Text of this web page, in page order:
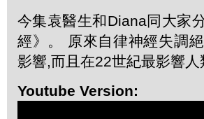
今集袁醫生和Diana同大家
經》。 原來自律神經失調
影響,而且在22世紀最影響
Youtube Version: